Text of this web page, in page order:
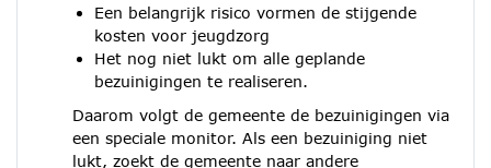
Een belangrijk risico vormen de stijgende
kosten voor jeugdzorg
Het nog niet lukt om alle geplande
bezuinigingen te realiseren.
Daarom volgt de gemeente de bezuinigingen via
een speciale monitor. Als een bezuiniging niet
lukt, zoekt de gemeente naar andere